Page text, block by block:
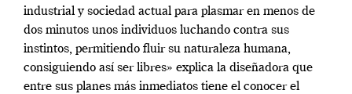
industrial y sociedad actual para plasmar en menos de
dos minutos unos individuos luchando contra sus
instintos, permitiendo fluir su naturaleza humana,
consiguiendo así ser libres» explica la diseñadora que
entre sus planes más inmediatos tiene el conocer el